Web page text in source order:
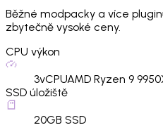
Běžné modpacky a více
zbytečně vysoké ceny.
CPU výkon
3vCPUAMD Ryzen 9
SSD úložiště
20GB SSD